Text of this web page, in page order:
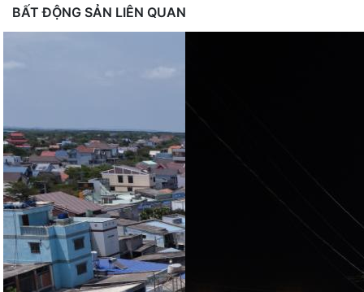
BẤT ĐỘNG SẢN LIÊN QUAN